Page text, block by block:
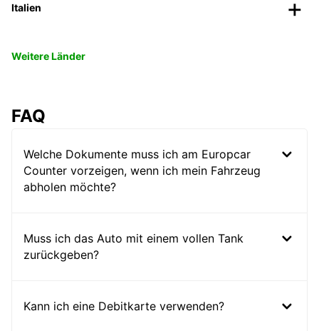
Italien
Weitere Länder
FAQ
Welche Dokumente muss ich am Europcar
Counter vorzeigen, wenn ich mein Fahrzeug
abholen möchte?
Muss ich das Auto mit einem vollen Tank
zurückgeben?
Kann ich eine Debitkarte verwenden?